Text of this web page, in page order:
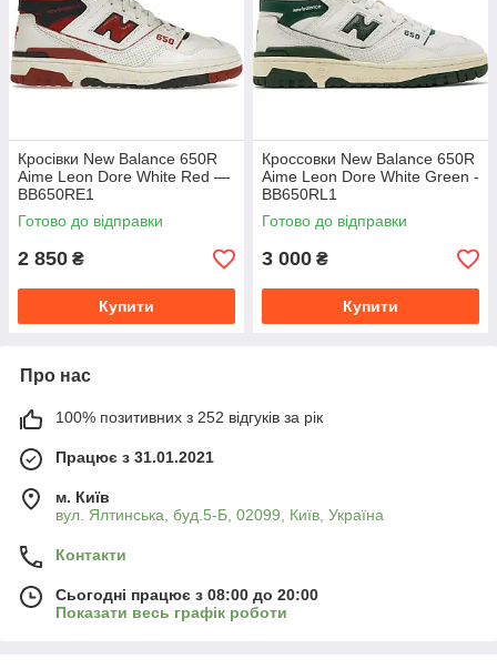
Кросівки New Balance 650R
Aime Leon Dore White Red —
BB650RE1
Готово до відправки
2 850 ₴
Купити
Кроссовки New Balance 650R
Aime Leon Dore White Green -
BB650RL1
Готово до відправки
3 000 ₴
Купити
Про нас
100% позитивних з 252 відгуків за рік
Працює з 31.01.2021
м. Київ
вул. Ялтинська, буд.5-Б, 02099, Київ, Україна
Контакти
Сьогодні працює з 08:00 до 20:00
Показати весь графік роботи